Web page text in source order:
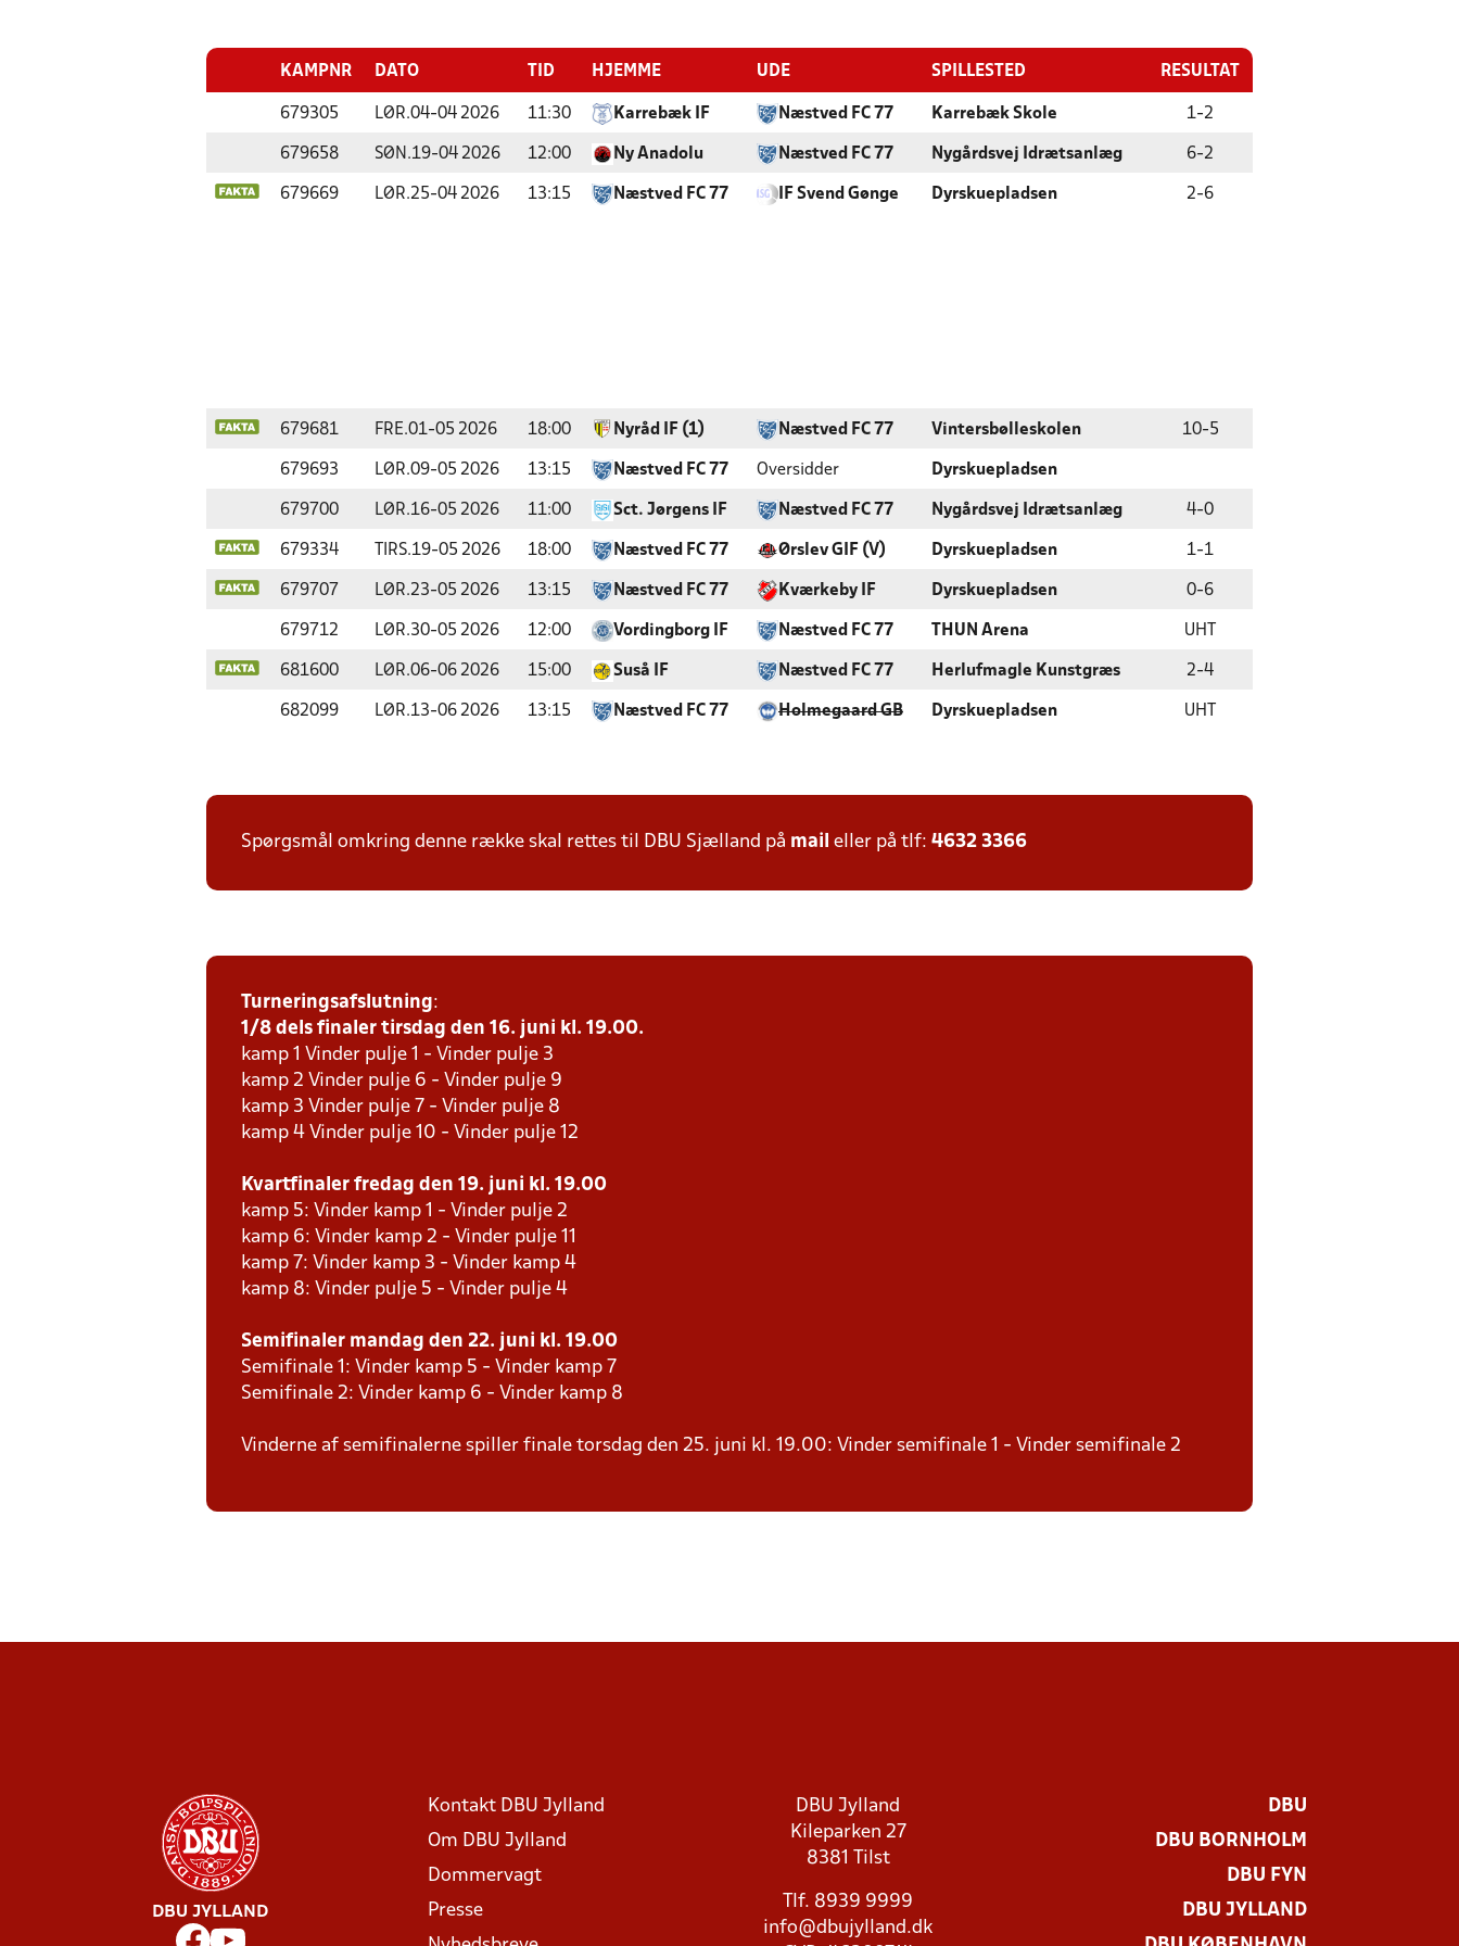
KAMPNR DATO TID HJEMME UDE SPILLESTED RESULTAT
679305 LØR.04-04 2026 11:30 Karrebæk IF Næstved FC 77 Karrebæk Skole 1-2
679658 SØN.19-04 2026 12:00 Ny Anadolu Næstved FC 77 Nygårdsvej Idrætsanlæg 6-2
679669 LØR.25-04 2026 13:15 Næstved FC 77 IF Svend Gønge Dyrskuepladsen 2-6
679681 FRE.01-05 2026 18:00 Nyråd IF (1) Næstved FC 77 Vintersbølleskolen 10-5
679693 LØR.09-05 2026 13:15 Næstved FC 77 Oversidder Dyrskuepladsen
679700 LØR.16-05 2026 11:00 Sct. Jørgens IF Næstved FC 77 Nygårdsvej Idrætsanlæg 4-0
679334 TIRS.19-05 2026 18:00 Næstved FC 77 Ørslev GIF (V) Dyrskuepladsen 1-1
679707 LØR.23-05 2026 13:15 Næstved FC 77 Kværkeby IF Dyrskuepladsen 0-6
679712 LØR.30-05 2026 12:00 Vordingborg IF Næstved FC 77 THUN Arena UHT
681600 LØR.06-06 2026 15:00 Suså IF Næstved FC 77 Herlufmagle Kunstgræs 2-4
682099 LØR.13-06 2026 13:15 Næstved FC 77 Holmegaard GB Dyrskuepladsen UHT
Spørgsmål omkring denne række skal rettes til DBU Sjælland på mail eller på tlf: 4632 3366
Turneringsafslutning:
1/8 dels finaler tirsdag den 16. juni kl. 19.00.
kamp 1 Vinder pulje 1 - Vinder pulje 3
kamp 2 Vinder pulje 6 - Vinder pulje 9
kamp 3 Vinder pulje 7 - Vinder pulje 8
kamp 4 Vinder pulje 10 - Vinder pulje 12
Kvartfinaler fredag den 19. juni kl. 19.00
kamp 5: Vinder kamp 1 - Vinder pulje 2
kamp 6: Vinder kamp 2 - Vinder pulje 11
kamp 7: Vinder kamp 3 - Vinder kamp 4
kamp 8: Vinder pulje 5 - Vinder pulje 4
Semifinaler mandag den 22. juni kl. 19.00
Semifinale 1: Vinder kamp 5 - Vinder kamp 7
Semifinale 2: Vinder kamp 6 - Vinder kamp 8
Vinderne af semifinalerne spiller finale torsdag den 25. juni kl. 19.00: Vinder semifinale 1 - Vinder semifinale 2
DBU JYLLAND
Kontakt DBU Jylland
Om DBU Jylland
Dommervagt
Presse
DBU Jylland
Kileparken 27
8381 Tilst
Tlf. 8939 9999
info@dbujylland.dk
DBU
DBU BORNHOLM
DBU FYN
DBU JYLLAND